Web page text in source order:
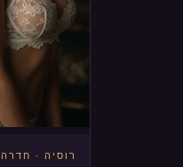
רוסיה · חדרה